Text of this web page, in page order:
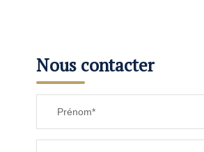
Nous contacter
Prénom*